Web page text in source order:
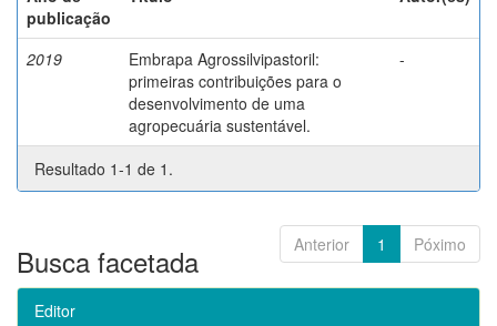
publicação
2019
Embrapa Agrossilvipastoril:
primeiras contribuições para o
desenvolvimento de uma
agropecuária sustentável.
-
Resultado 1-1 de 1.
Anterior 1 Póximo
Busca facetada
Editor